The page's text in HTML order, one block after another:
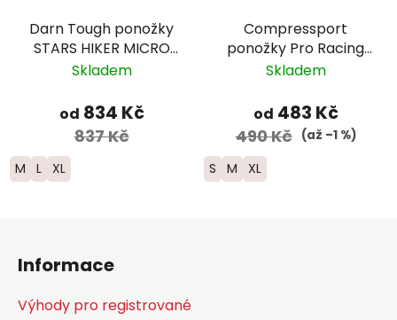
Darn Tough ponožky
STARS HIKER MICRO
CREW Lightweight
Skladem
od 834 Kč
837 Kč
M L XL
Compressport
ponožky Pro Racing
Run -
Skladem
od 483 Kč
490 Kč (až –1 %)
S M XL
Informace
Výhody pro registrované